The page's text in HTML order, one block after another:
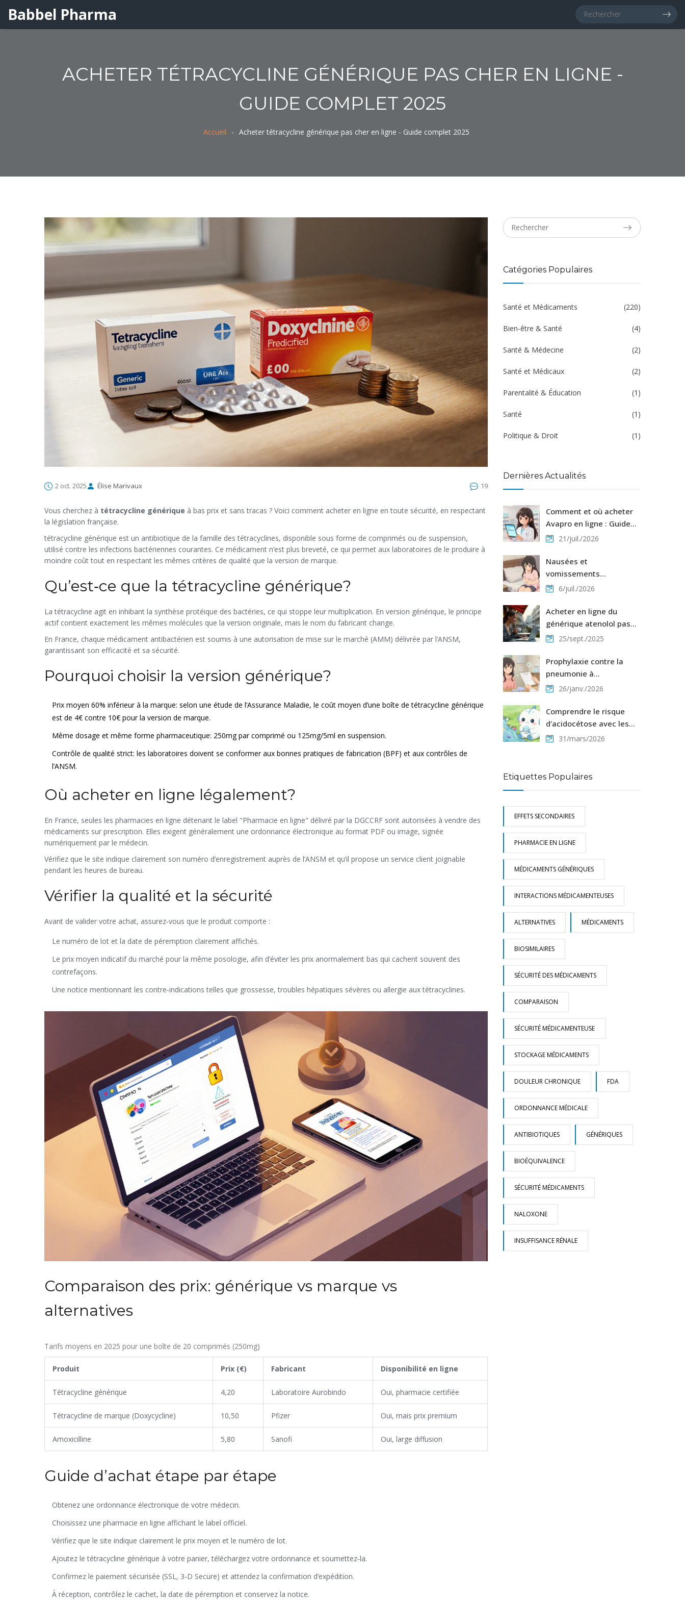
Babbel Pharma
ACHETER TÉTRACYCLINE GÉNÉRIQUE PAS CHER EN LIGNE -
GUIDE COMPLET 2025
Accueil Acheter tétracycline générique pas cher en ligne - Guide complet 2025
2 oct. 2025 Élise Marivaux 19
Vous cherchez à tétracycline générique à bas prix et sans tracas ? Voici comment acheter en ligne en toute sécurité, en respectant
la législation française.
tétracycline générique est un antibiotique de la famille des tétracyclines, disponible sous forme de comprimés ou de suspension,
utilisé contre les infections bactériennes courantes. Ce médicament n’est plus breveté, ce qui permet aux laboratoires de le produire à
moindre coût tout en respectant les mêmes critères de qualité que la version de marque.
Qu’est‑ce que la tétracycline générique?
La tétracycline agit en inhibant la synthèse protéique des bactéries, ce qui stoppe leur multiplication. En version générique, le principe
actif contient exactement les mêmes molécules que la version originale, mais le nom du fabricant change.
En France, chaque médicament antibactérien est soumis à une autorisation de mise sur le marché (AMM) délivrée par l’ANSM,
garantissant son efficacité et sa sécurité.
Pourquoi choisir la version générique?
Prix moyen 60% inférieur à la marque: selon une étude de l’Assurance Maladie, le coût moyen d’une boîte de tétracycline générique
est de 4€ contre 10€ pour la version de marque.
Même dosage et même forme pharmaceutique: 250mg par comprimé ou 125mg/5ml en suspension.
Contrôle de qualité strict: les laboratoires doivent se conformer aux bonnes pratiques de fabrication (BPF) et aux contrôles de
l’ANSM.
Où acheter en ligne légalement?
En France, seules les pharmacies en ligne détenant le label "Pharmacie en ligne" délivré par la DGCCRF sont autorisées à vendre des
médicaments sur prescription. Elles exigent généralement une ordonnance électronique au format PDF ou image, signée
numériquement par le médecin.
Vérifiez que le site indique clairement son numéro d’enregistrement auprès de l’ANSM et qu’il propose un service client joignable
pendant les heures de bureau.
Vérifier la qualité et la sécurité
Avant de valider votre achat, assurez‑vous que le produit comporte :
Le numéro de lot et la date de péremption clairement affichés.
Le prix moyen indicatif du marché pour la même posologie, afin d’éviter les prix anormalement bas qui cachent souvent des
contrefaçons.
Une notice mentionnant les contre‑indications telles que grossesse, troubles hépatiques sévères ou allergie aux tétracyclines.
Comparaison des prix: générique vs marque vs
alternatives
Tarifs moyens en 2025 pour une boîte de 20 comprimés (250mg)
Produit Prix (€) Fabricant Disponibilité en ligne
Tétracycline générique 4,20 Laboratoire Aurobindo Oui, pharmacie certifiée
Tétracycline de marque (Doxycycline) 10,50 Pfizer Oui, mais prix premium
Amoxicilline 5,80 Sanofi Oui, large diffusion
Guide d’achat étape par étape
Obtenez une ordonnance électronique de votre médecin.
Choisissez une pharmacie en ligne affichant le label officiel.
Vérifiez que le site indique clairement le prix moyen et le numéro de lot.
Ajoutez letétracycline générique à votre panier, téléchargez votre ordonnance et soumettez‑la.
Confirmez le paiement sécurisée (SSL, 3‑D Secure) et attendez la confirmation d’expédition.
À réception, contrôlez le cachet, la date de péremption et conservez la notice.
Catégories Populaires
Santé et Médicaments (220)
Bien-être & Santé (4)
Santé & Médecine (2)
Santé et Médicaux (2)
Parentalité & Éducation (1)
Santé (1)
Politique & Droit (1)
Dernières Actualités
Comment et où acheter
Avapro en ligne : Guide
complet, prix et
21/juil./2026
Nausées et
vomissements
médicamenteux : Guide
soulagement
6/juil./2026
Acheter en ligne du
générique atenolol pas
cher - Guide complet
25/sept./2025
Prophylaxie contre la
pneumonie à
Pneumocystis jirovecii
immunosuppresseurs :
qui est concerné ?
26/janv./2026
Comprendre le risque
d'acidocétose avec les
inhibiteurs SGLT2 : Guide
31/mars/2026
Etiquettes Populaires
EFFETS SECONDAIRES
PHARMACIE EN LIGNE
MÉDICAMENTS GÉNÉRIQUES
INTERACTIONS MÉDICAMENTEUSES
ALTERNATIVES MÉDICAMENTS
BIOSIMILAIRES
SÉCURITÉ DES MÉDICAMENTS
COMPARAISON
SÉCURITÉ MÉDICAMENTEUSE
STOCKAGE MÉDICAMENTS
DOULEUR CHRONIQUE FDA
ORDONNANCE MÉDICALE
ANTIBIOTIQUES GÉNÉRIQUES
BIOÉQUIVALENCE
SÉCURITÉ MÉDICAMENTS
NALOXONE
INSUFFISANCE RÉNALE